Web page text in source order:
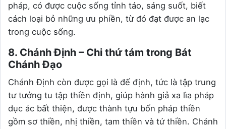
pháp, có được cuộc sống tỉnh táo, sáng suốt, biết
cách loại bỏ những ưu phiền, từ đó đạt được an lạc
trong cuộc sống.
8. Chánh Định – Chi thứ tám trong Bát
Chánh Đạo
Chánh Định còn được gọi là đế định, tức là tập trung
tư tưởng tu tập thiền định, giúp hành giả xa lìa pháp
dục ác bất thiện, được thành tựu bốn pháp thiền
gồm sơ thiền, nhị thiền, tam thiền và tứ thiền. Chánh